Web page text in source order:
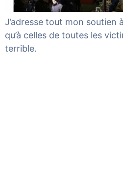
J’adresse tout mon soutien
qu’à celles de toutes les
terrible.